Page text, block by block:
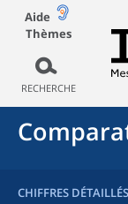
Aide
Thèmes
RECHERCHE
CHIFFRES DÉTAILLÉS